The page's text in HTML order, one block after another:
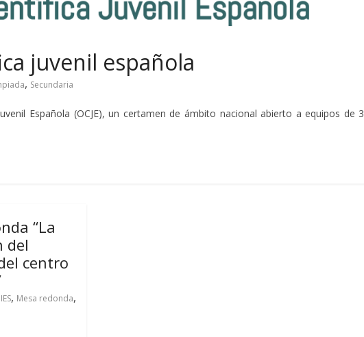
juvenil española
, Secundaria
Española (OCJE), un certamen de ámbito nacional abierto a equipos de 3
“La
del
centro
IES, Mesa redonda,